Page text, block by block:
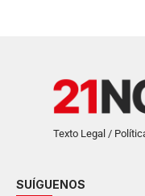
Texto Legal /
SUÍGUENOS